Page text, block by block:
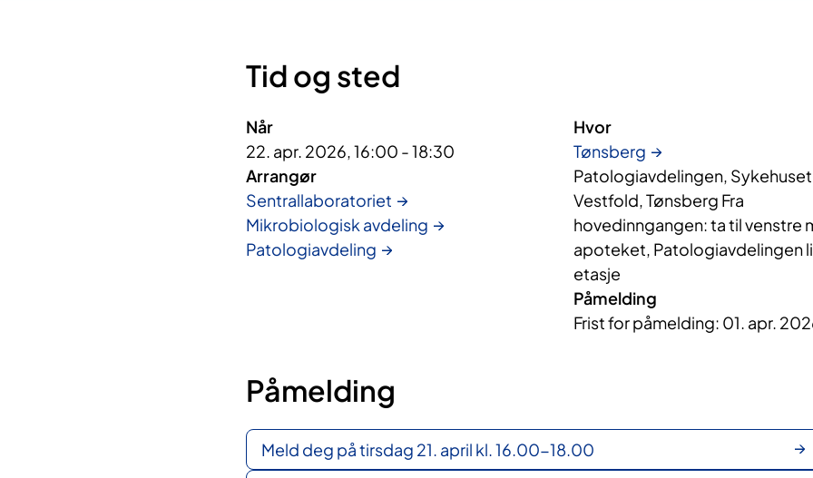
Tid og sted
Når
22. apr. 2026, 16:00 - 18:30
Arrangør
Sentrallaboratoriet
Mikrobiologisk avdeling
Patologiavdeling
Hvor
Tønsberg
Patologiavdelingen,
Vestfold, Tønsberg Fra
hovedinngangen: ta til venstre
apoteket, Patologiavdelingen
etasje
Påmelding
Frist for påmelding: 01. apr.
Påmelding
Meld deg på tirsdag 21. april kl. 16.00-18.00